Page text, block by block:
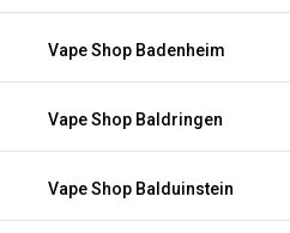
Vape Shop Badenheim
Vape Shop Baldringen
Vape Shop Balduinstein